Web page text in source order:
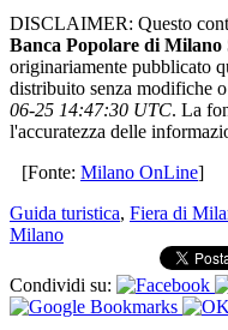
DISCLAIMER: Questo
Banca Popolare di Milano
originariamente pubblicato
distribuito senza modifiche
06-25 14:47:30 UTC. La
l'accuratezza delle
[Fonte: Milano OnLine]
Guida turistica, Fiera di
Milano
Condividi su: